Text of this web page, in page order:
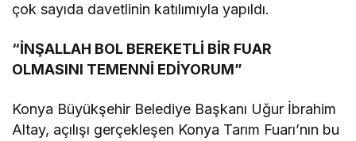
çok sayıda davetlinin katılımıyla yapıldı.
“İNŞALLAH BOL BEREKETLİ BİR FUAR
OLMASINI TEMENNİ EDİYORUM”
Konya Büyükşehir Belediye Başkanı Uğur İbrahim
Altay, açılışı gerçekleşen Konya Tarım Fuarı’nın bu